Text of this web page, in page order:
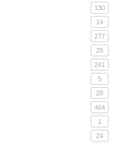
130
14
277
25
241
5
28
464
1
24